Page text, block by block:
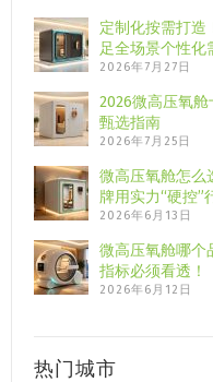
定制化按需打造
足全场景个性化
2026年7月27日
2026微高压氧
甄选指南
2026年7月25日
微高压氧舱怎么
牌用实力“硬控”
2026年6月13日
微高压氧舱哪个
指标必须看透！
2026年6月12日
热门城市